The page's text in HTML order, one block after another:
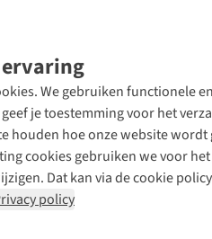
We gebruiken functionele
je toestemming voor het
houden hoe onze website
cookies gebruiken we voor
Dat kan via de cookie
policy